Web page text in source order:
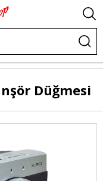
Düğmesi